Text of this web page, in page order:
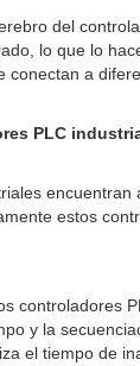
del
lo que lo
conectan a
PLC
estos
controladores
y la
el tiempo de